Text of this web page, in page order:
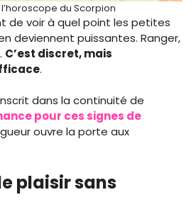
du Scorpion
de voir à quel point les petites
deviennent puissantes. Ranger,
C’est discret, mais
.
dans la continuité de
pour ces signes de
ouvre la porte aux
plaisir sans